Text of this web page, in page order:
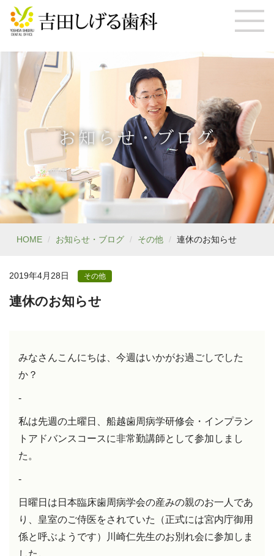
お知らせ・ブログ
HOME お知らせ・ブログ その他 連休のお知らせ
2019年4月28日 その他
連休のお知らせ
みなさんこんにちは、今週はいかがお過ごしでした
か？
-
私は先週の土曜日、船越歯周病学研修会・インプラン
トアドバンスコースに非常勤講師として参加しまし
た。
-
日曜日は日本臨床歯周病学会の産みの親のお一人であ
り、皇室のご侍医をされていた（正式には宮内庁御用
係と呼ぶようです）川崎仁先生のお別れ会に参加しま
した。